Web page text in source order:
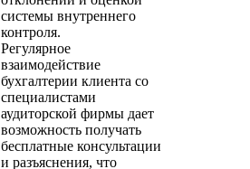
системы внутреннего
контроля.
Регулярное
взаимодействие
бухгалтерии клиента со
специалистами
аудиторской фирмы дает
возможность получать
бесплатные консультации
и разъяснения, что